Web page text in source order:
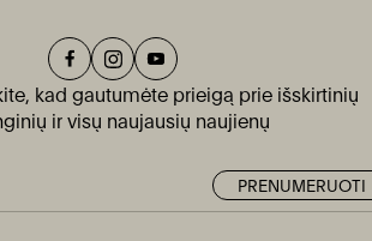
kad gautumėte prieigą prie išskirtinių
ir visų naujausių naujienų